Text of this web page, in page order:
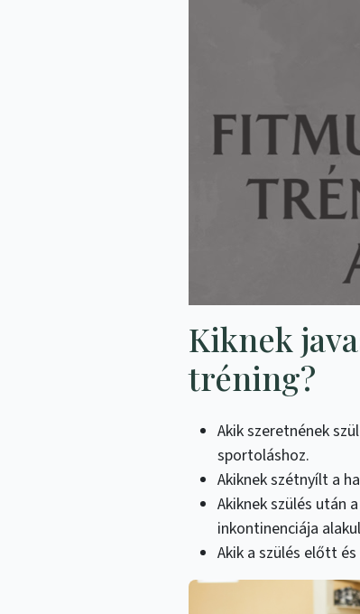
Kiknek
tréning?
Akik szeretnének
sportoláshoz.
Akiknek szétnyílt a
Akiknek szülés után
inkontinenciája
Akik a szülés előtt